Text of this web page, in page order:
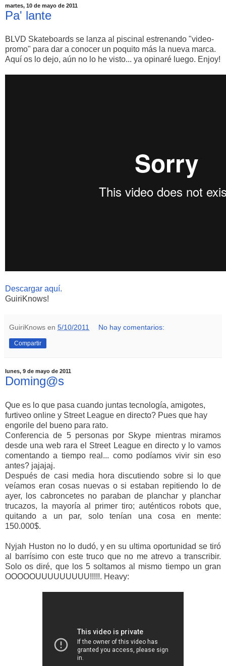
martes, 10 de mayo de 2011
Pa' lante
BLVD Skateboards se lanza al piscinal estrenando "video-
promo" para dar a conocer un poquito más la nueva marca.
Aquí os lo dejo, aún no lo he visto... ya opinaré luego. Enjoy!
Descargar aquí.
GuiriKnows!
GuiriKnows en 5/10/2011 No hay comentarios:
Compartir
lunes, 9 de mayo de 2011
Doming@s
Que es lo que pasa cuando juntas tecnología, amigotes,
furtiveo online y Street League en directo? Pues que hay
engorile del bueno para rato.
Conferencia de 5 personas por Skype mientras miramos
desde una web rara el Street League en directo y lo vamos
comentando a tiempo real... como podíamos vivir sin eso
antes? jajajaj.
Después de casi media hora discutiendo sobre si lo que
veíamos eran cosas nuevas o si estaban repitiendo lo de
ayer, los cabroncetes no paraban de planchar y planchar
trucazos, la mayoría al primer tiro; auténticos robots que,
quitando a un par, solo tenían una cosa en mente:
150.000$.
Nyjah Huston no lo dudó, y en su ultima oportunidad se tiró
al barrísimo con este truco que no me atrevo a transcribir.
Solo os diré, que los 5 soltamos al mismo tiempo un gran
OOOOOUUUUUUUUU!!!!!. Heavy: